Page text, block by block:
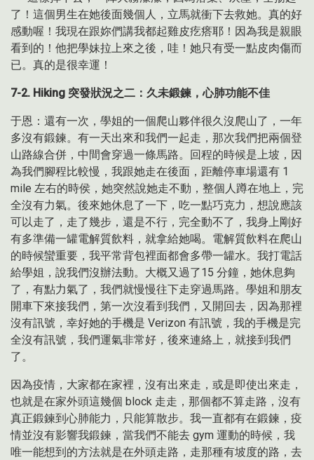
了！這個男生在她後面幾個人，立馬就衝下去救她。真的好
感動喔！我現在跟妳們講我都起雞皮疙瘩耶！因為我是親眼
看到的！他把學妹拉上來之後，哇！她只有受一點皮肉傷而
已。真的是很幸運！
7-2. Hiking 突發狀況之二：久未鍛鍊，心肺功能不佳
于恩：還有一次，學姐的一個爬山夥伴很久沒爬山了，一年
多沒有鍛鍊。有一天出來和我們一起走，那次我們把兩個登
山路線合併，中間會穿過一條馬路。回程的時候是上坡，因
為我們腳程比較慢，我跟她走在後面，距離停車場還有 1
mile 左右的時侯，她突然說她走不動，整個人蹲在地上，完
全沒有力氣。後來她休息了一下，吃一點巧克力，想說應該
可以走了，走了幾步，還是不行，完全動不了，我身上剛好
有多準備一罐電解質飲料，就拿給她喝。電解質飲料在爬山
的時候蠻重要，我平常背包裡面都會多帶一罐水。我打電話
給學姐，說我們沒辦法動。大概又過了15 分鐘，她休息夠
了，有點力氣了，我們就慢慢往下走穿過馬路。學姐和朋友
開車下來接我們，第一次沒看到我們，又開回去，因為那裡
沒有訊號，幸好她的手機是 Verizon 有訊號，我的手機是完
全沒有訊號，我們運氣非常好，後來連絡上，就接到我們
了。
因為疫情，大家都在家裡，沒有出來走，或是即使出來走，
也就是在家外頭這幾個 block 走走，那個都不算走路，沒有
真正鍛鍊到心肺能力，只能算散步。我一直都有在鍛鍊，疫
情並沒有影響我鍛鍊，當我們不能去 gym 運動的時候，我
唯一能想到的方法就是在外頭走路，走那種有坡度的路，去